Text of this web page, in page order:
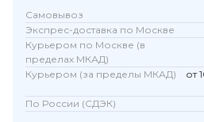
Самовывоз
Экспрес-доставка по Москве
Курьером по Москве (в
пределах МКАД)
Курьером (за пределы МКАД)
от
По России (СДЭК)